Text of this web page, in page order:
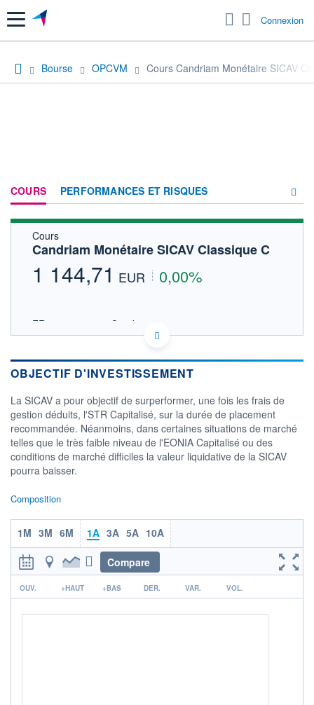
Menu Connexion
Bourse OPCVM Cours Candriam Monétaire SICAV
COURS PERFORMANCES ET RISQUES
FORUM
Cours
Candriam Monétaire SICAV Classique C
1 144,71 EUR 0,00%
FR0013106689 - Candriam
OPCVM DERNIER COURS CONNU AU 05/08/2026
03/12 06/04
1 130
1 140
Monétaires EUR
FONDS PARTENAIRES
TARIFS PRIVILÉGIÉS 0%
ÉLIGIBILITÉ
PEA PEA-PME BOURSOVIE LUX
BOURSOVIE
CTO BUSINESS
OBJECTIF D'INVESTISSEMENT
La SICAV a pour objectif de surperformer, une fois les frais de
gestion déduits, l'STR Capitalisé, sur la durée de placement
recommandée. Néanmoins, dans certaines situations de marché
telles que le très faible niveau de l'EONIA Capitalisé ou des
conditions de marché difficiles la valeur liquidative de la SICAV
pourra baisser.
Composition
1M 3M 6M 1A 3A 5A 10A
Compare
r
OUV. +HAUT +BAS DER. VAR. VOL.